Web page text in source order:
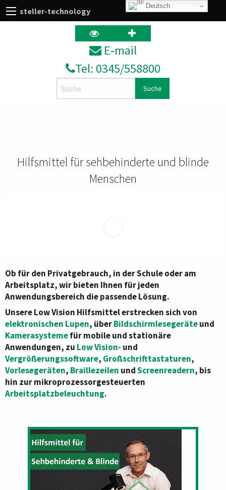
steller-technology
E‑mail
Tel: 0345/558800
Hilfsmittel für sehbehinderte und blinde
Menschen
Ob für den Privatgebrauch, in der Schule oder am
Arbeitsplatz, wir bieten Ihnen für jeden
Anwendungsbereich die passende Lösung.
Unsere Low Vision Hilfsmittel erstrecken sich von
elektronischen Lupen, überBildschirmlesegeräteund
Kamerasystemefür mobile und stationäre
Anwendungen, zu Low Vision- und
Vergrößerungssoftware, Großschrifttastaturen,
Vorlesegeräten, Braillezeilen undScreenreadern, bis
hin zur mikroprozessorgesteuerten
Arbeitsplatzbeleuchtung.
Deutsch